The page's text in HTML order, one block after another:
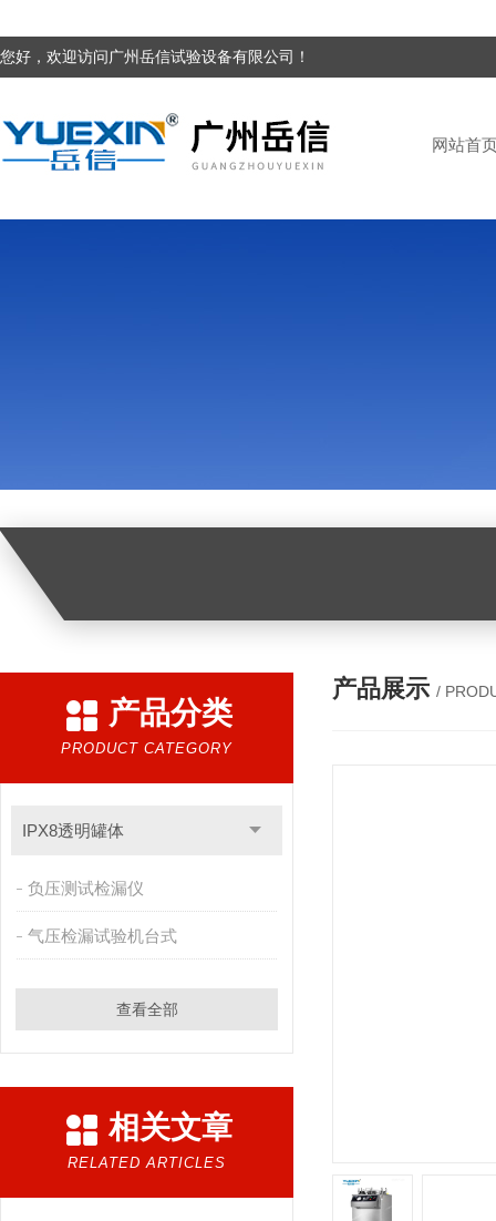
您好，欢迎访问广州岳信试验设备有限公司！
网站首
产品分类
PRODUCT CATEGORY
IPX8透明罐体
负压测试检漏仪
气压检漏试验机台式
查看全部
相关文章
RELATED ARTICLES
产品展示 /